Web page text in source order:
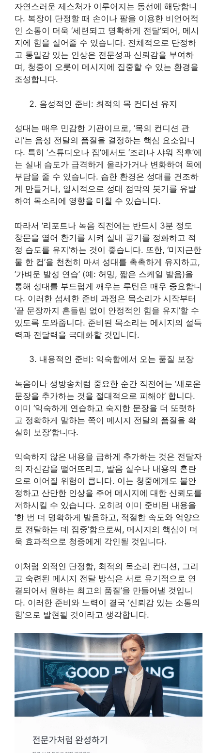
자연스러운 제스처가 이루어지는 동선에 해당합니
다. 복장이 단정할 때 손이나 팔을 이용한 비언어적
인 소통이 더욱 ‘세련되고 명확하게 전달’되어, 메시
지에 힘을 실어줄 수 있습니다. 전체적으로 단정하
고 통일감 있는 인상은 전문성과 신뢰감을 부여하
며, 청중이 오롯이 메시지에 집중할 수 있는 환경을
조성합니다.
음성적인 준비: 최적의 목 컨디션 유지
성대는 매우 민감한 기관이므로, ‘목의 컨디션 관
리’는 음성 전달의 품질을 결정하는 핵심 요소입니
다. 특히 ‘스튜디오나 집’에서도 ‘조리나 샤워 직후’에
는 실내 습도가 급격하게 올라가거나 변화하여 목에
부담을 줄 수 있습니다. 습한 환경은 성대를 건조하
게 만들거나, 일시적으로 성대 점막의 붓기를 유발
하여 목소리에 영향을 미칠 수 있습니다.
따라서 ‘리포트나 녹음 직전에는 반드시 3분 정도
창문을 열어 환기를 시켜 실내 공기를 정화하고 적
정 습도를 유지’하는 것이 좋습니다. 또한, ‘미지근한
물 한 컵’을 천천히 마셔 성대를 촉촉하게 유지하고,
‘가벼운 발성 연습’ (예: 허밍, 짧은 스케일 발음)을
통해 성대를 부드럽게 깨우는 루틴은 매우 중요합니
다. 이러한 섬세한 준비 과정은 목소리가 시작부터
‘끝 문장까지 흔들림 없이 안정적인 힘을 유지’할 수
있도록 도와줍니다. 준비된 목소리는 메시지의 설득
력과 전달력을 극대화할 것입니다.
내용적인 준비: 익숙함에서 오는 품질 보장
녹음이나 생방송처럼 중요한 순간 직전에는 ‘새로운
문장을 추가하는 것을 절대적으로 피해야’ 합니다.
이미 ‘익숙하게 연습하고 숙지한 문장을 더 또렷하
고 정확하게 말하는 쪽이 메시지 전달의 품질을 확
실히 보장’합니다.
익숙하지 않은 내용을 급하게 추가하는 것은 전달자
의 자신감을 떨어뜨리고, 발음 실수나 내용의 혼란
으로 이어질 위험이 큽니다. 이는 청중에게도 불안
정하고 산만한 인상을 주어 메시지에 대한 신뢰도를
저하시킬 수 있습니다. 오히려 이미 준비된 내용을
‘한 번 더 명확하게 발음하고, 적절한 속도와 억양으
로 전달하는 데 집중’함으로써, 메시지의 핵심이 더
욱 효과적으로 청중에게 각인될 것입니다.
이처럼 외적인 단정함, 최적의 목소리 컨디션, 그리
고 숙련된 메시지 전달 방식은 서로 유기적으로 연
결되어서 원하는 최고의 품질’을 만들어낼 것입니
다. 이러한 준비와 노력이 결국 ‘신뢰감 있는 소통의
힘’으로 발현될 것이라고 생각합니다.